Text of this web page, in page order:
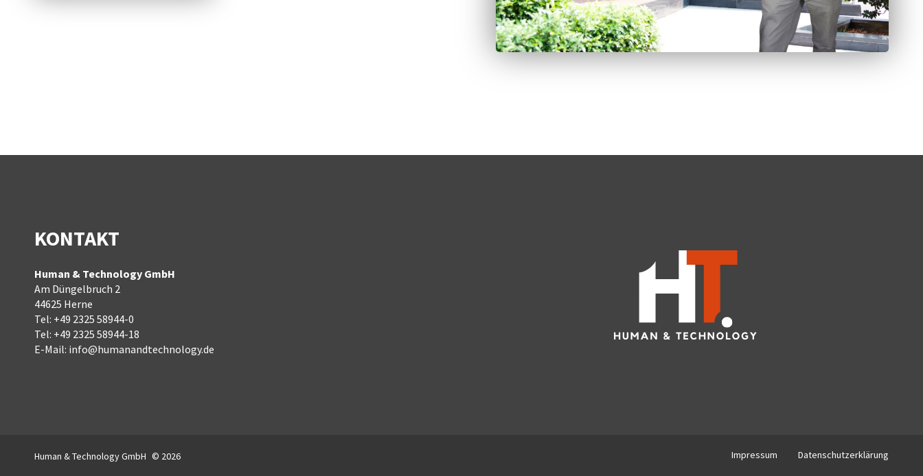
KONTAKT
Human & Technology GmbH
Am Düngelbruch 2
44625 Herne
Tel: +49 2325 58944-0
Tel: +49 2325 58944-18
E-Mail: info@humanandtechnology.de
Human & Technology GmbH © 2026 Impressum Datenschutzerklärung